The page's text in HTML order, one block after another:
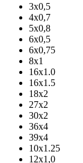
3х0,5
4х0,7
5х0,8
6х0,5
6х0,75
8х1
16х1.0
16х1.5
18х2
27х2
30х2
36х4
39х4
10х1.25
12х1,0